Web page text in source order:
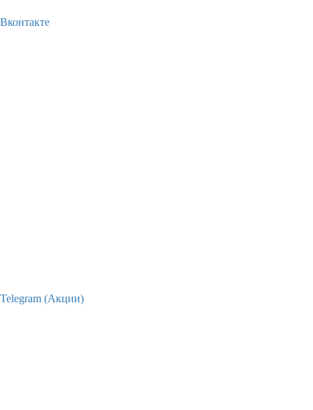
Вконтакте
Telegram (Акции)